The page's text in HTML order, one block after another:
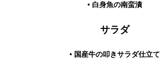
• 白身魚の南蛮漬
サラダ
• 国産牛の叩きサラダ仕立て